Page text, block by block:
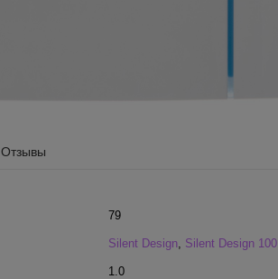
Отзывы
79
Silent Design, Silent Design 100
1.0